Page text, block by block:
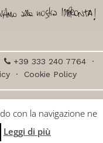
+39 333 240 7764 ·
· Cookie Policy
grafico:Smarketing·
con la navigazione ne
Leggi di più